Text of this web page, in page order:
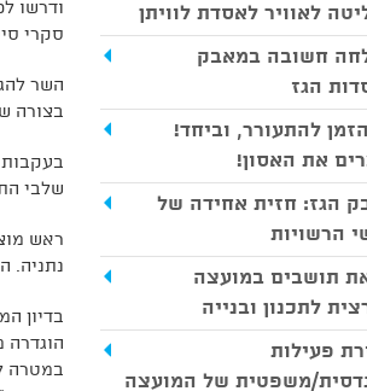
סקרי
השר
בצורה
בעקבות
שלבי
ראש
נתניה.
בדיון
הוגדרה
במטרה
לאוויר לאסדת לוויתן
חשובה במאבק
הגז
להתעורר, וביחד!
את האסון!
הגז: חזית אחידה של
הרשויות
תושבים במועצה
לתכנון ובנייה
פעילות
משפטית של המועצה